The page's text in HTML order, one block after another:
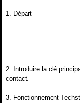
1. Départ
2. Introduire la clé
contact.
3. Fonctionnement